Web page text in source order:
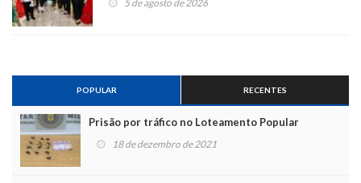
5 de agosto de 2026
POPULAR RECENTES
Prisão por tráfico no Loteamento Popular
18 de dezembro de 2021